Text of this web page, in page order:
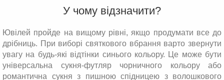
У чому відзначити?
Ювілей пройде на вищому рівні, якщо продумати все до
дрібниць. При виборі святкового вбрання варто звернути
увагу на будь-які відтінки синього кольору. Це може бути
універсальна сукня-футляр чорничного кольору або
романтична сукня з пишною спідницею з волошкового